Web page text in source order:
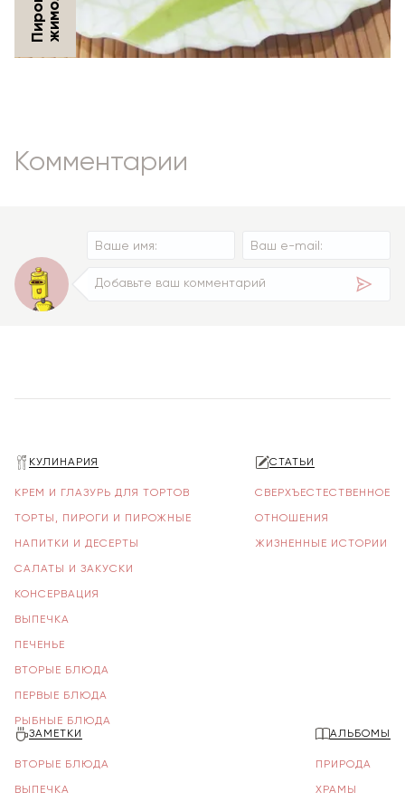
Комментарии
КУЛИНАРИЯ
КРЕМ И ГЛАЗУРЬ ДЛЯ ТОРТОВ
ТОРТЫ, ПИРОГИ И ПИРОЖНЫЕ
НАПИТКИ И ДЕСЕРТЫ
САЛАТЫ И ЗАКУСКИ
КОНСЕРВАЦИЯ
ВЫПЕЧКА
ПЕЧЕНЬЕ
ВТОРЫЕ БЛЮДА
ПЕРВЫЕ БЛЮДА
РЫБНЫЕ БЛЮДА
СТАТЬИ
СВЕРХЪЕСТЕСТВЕННОЕ
ОТНОШЕНИЯ
ЖИЗНЕННЫЕ ИСТОРИИ
ЗАМЕТКИ
ВТОРЫЕ БЛЮДА
ВЫПЕЧКА
АЛЬБОМЫ
ПРИРОДА
ХРАМЫ